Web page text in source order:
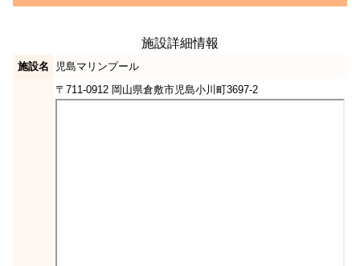
施設詳細情報
施設名 児島マリンプール
〒711-0912 岡山県倉敷市児島小川町3697-2